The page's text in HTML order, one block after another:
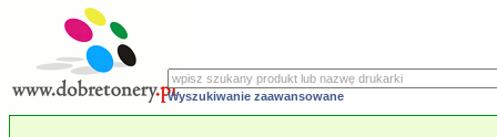
Wyszukiwanie zaawansowane